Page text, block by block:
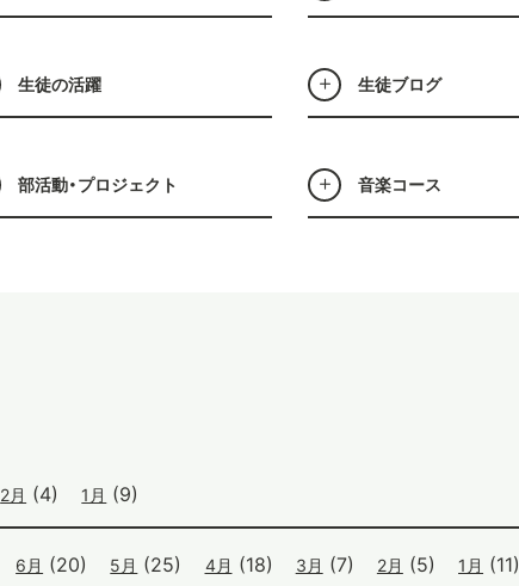
生徒の活躍 生徒ブログ
部活動・プロジェクト 音楽コース
2月 (4) 1月 (9)
6月 (20) 5月 (25) 4月 (18) 3月 (7) 2月 (5) 1月 (11)